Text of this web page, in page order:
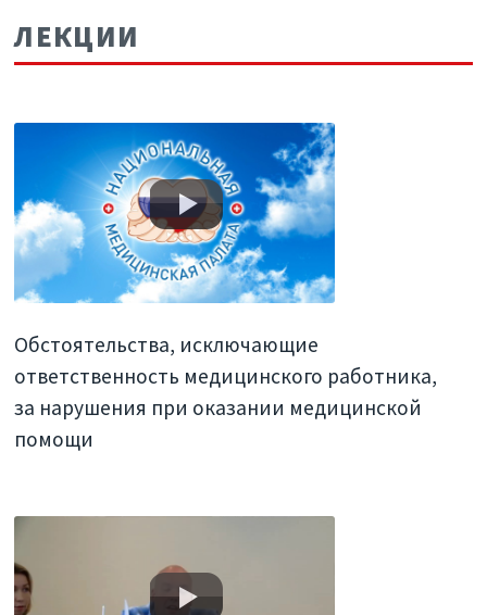
ЛЕКЦИИ
Обстоятельства, исключающие
ответственность медицинского работника,
за нарушения при оказании медицинской
помощи